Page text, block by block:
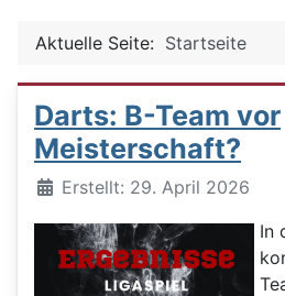
Aktuelle Seite: Startseite
Darts: B-Team vor
Meisterschaft?
DetailsErstellt: 29. April 2026
In